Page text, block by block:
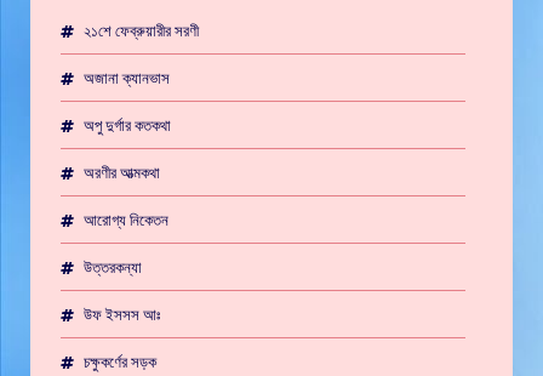
২১শে ফেব্রুয়ারীর সরণী
অজানা ক্যানভাস
অপু দুর্গার কতকথা
অরণীর আত্মকথা
আরোগ্য নিকেতন
উত্তরকন্যা
উফ ইসসস আঃ
চক্ষুকর্ণের সড়ক